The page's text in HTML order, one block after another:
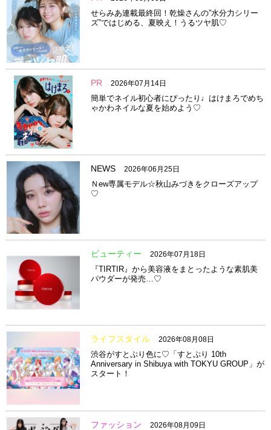
せらみあ連載最終回！乾燥さんの”水分力シリー
ズ”ではじめる、夏映え！うるツヤ肌♡
PR 2026年07月14日
簡単でネイル初心者にぴったり♩はけまろでめち
ゃかわネイルな夏を始めよう♡
NEWS 2026年06月25日
Ｎew専属モデル☆秋山みづきをクローズアップ
♡
ビューティー 2026年07月18日
『TIRTIR』から美容液をまとったような素肌美
パウダーが発売…♡
ライフスタイル 2026年08月08日
渋谷がすとぷり色に♡「すとぷり 10th
Anniversary in Shibuya with TOKYU GROUP」が
スタート！
ファッション 2026年08月09日